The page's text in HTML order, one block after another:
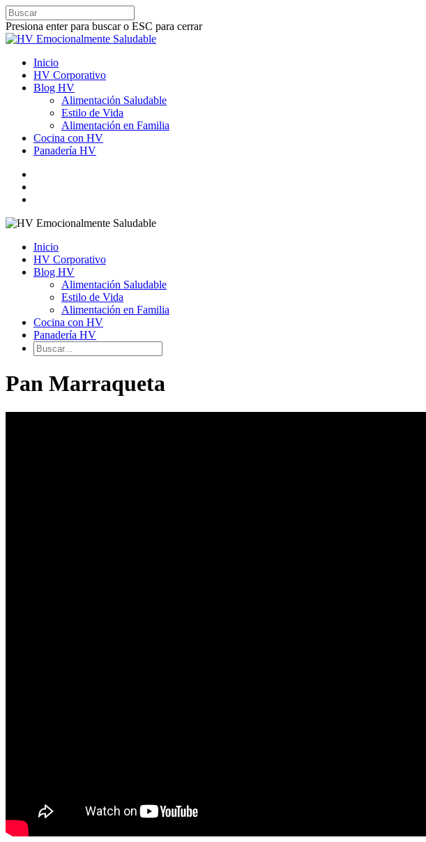
Presiona enter para buscar o ESC para cerrar
Inicio
HV Corporativo
Blog HV
Alimentación Saludable
Estilo de Vida
Alimentación en Familia
Cocina con HV
Panadería HV
Inicio
HV Corporativo
Blog HV
Alimentación Saludable
Estilo de Vida
Alimentación en Familia
Cocina con HV
Panadería HV
Pan Marraqueta